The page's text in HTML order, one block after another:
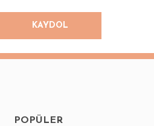
KAYDOL
POPÜLER